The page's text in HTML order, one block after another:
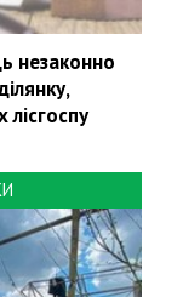
незаконно